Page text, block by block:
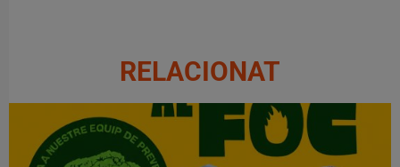
RELACIONAT